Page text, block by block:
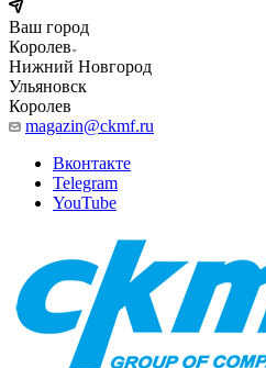
Ваш город
Королев
Нижний Новгород
Ульяновск
Королев
magazin@ckmf.ru
Вконтакте
Telegram
YouTube